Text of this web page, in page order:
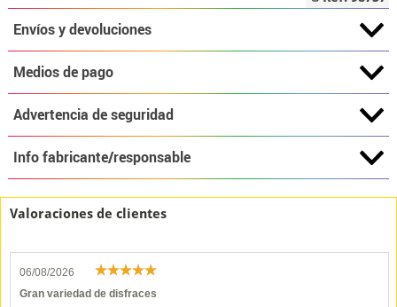
Envíos y devoluciones
Medios de pago
Advertencia de seguridad
Info fabricante/responsable
Valoraciones de clientes
06/08/2026
Gran variedad de disfraces